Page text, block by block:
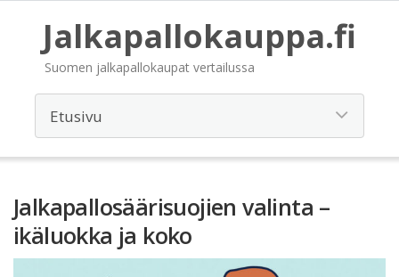
Jalkapallokauppa.fi
Suomen jalkapallokaupat vertailussa
Jalkapallosäärisuojien valinta –
ikäluokka ja koko